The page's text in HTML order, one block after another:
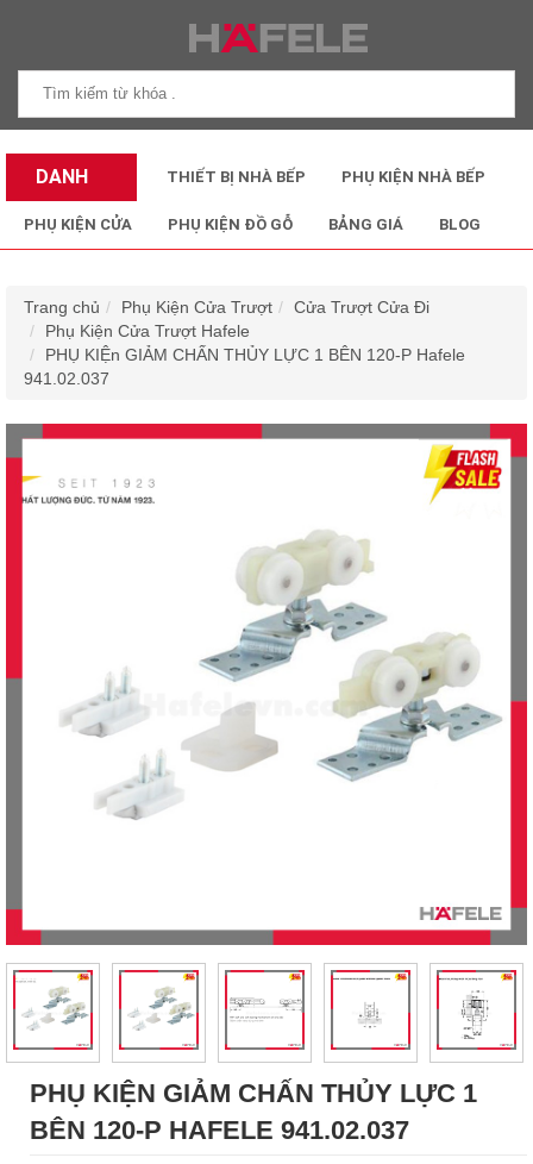
DANH
MỤC SẢN
THIẾT BỊ NHÀ BẾP PHỤ KIỆN NHÀ BẾP
PHỤ KIỆN CỬA PHỤ KIỆN ĐỒ GỖ BẢNG GIÁ BLOG
Trang chủ Phụ Kiện Cửa Trượt
Cửa Trượt Cửa Đi
Phụ Kiện Cửa Trượt Hafele
PHỤ KIỆn GIẢM CHẤN THỦY LỰC 1 BÊN 120-P Hafele
941.02.037
PHỤ KIỆN GIẢM CHẤN THỦY LỰC 1
BÊN 120-P HAFELE 941.02.037